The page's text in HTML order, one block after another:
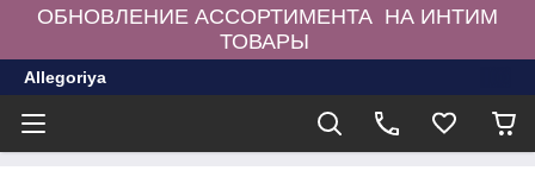
ОБНОВЛЕНИЕ АССОРТИМЕНТА НА ИНТИМ
ТОВАРЫ
Allegoriya